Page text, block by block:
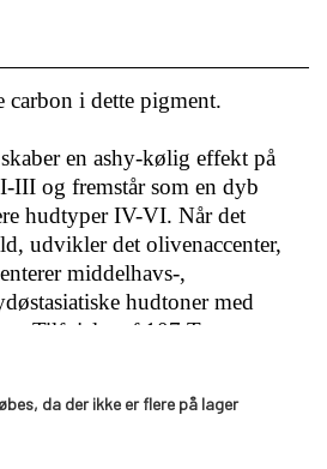
carbon i dette pigment.
en ashy-kølig effekt på
III og fremstår som en dyb
hudtyper IV-VI. Når det
udvikler det olivenaccenter,
middelhavs-,
hudtoner med
Tilføjelse af 107 Terra
harmonisk mørkebrun nuance.
af vippekanten hos modne
da der ikke er flere på lager